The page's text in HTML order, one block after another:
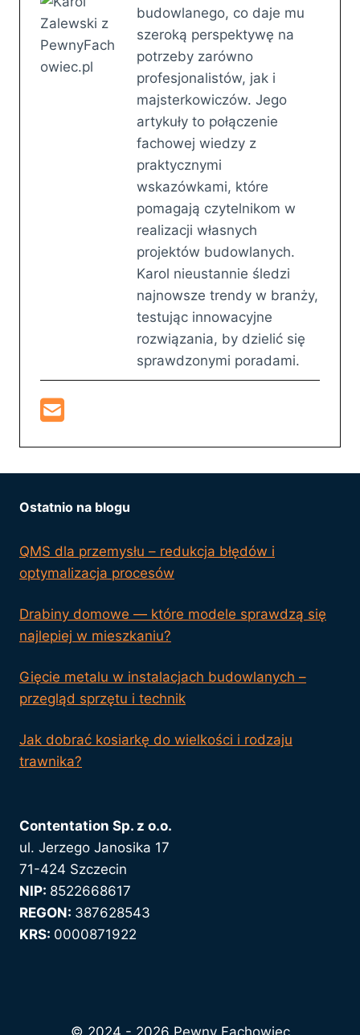
budowlanego, co daje mu
szeroką perspektywę na
potrzeby zarówno
profesjonalistów, jak i
majsterkowiczów. Jego
artykuły to połączenie
fachowej wiedzy z
praktycznymi
wskazówkami, które
pomagają czytelnikom w
realizacji własnych
projektów budowlanych.
Karol nieustannie śledzi
najnowsze trendy w branży,
testując innowacyjne
rozwiązania, by dzielić się
sprawdzonymi poradami.
Ostatnio na blogu
QMS dla przemysłu – redukcja błędów i
optymalizacja procesów
Drabiny domowe — które modele sprawdzą się
najlepiej w mieszkaniu?
Gięcie metalu w instalacjach budowlanych –
przegląd sprzętu i technik
Jak dobrać kosiarkę do wielkości i rodzaju
trawnika?
Contentation Sp. z o.o.
ul. Jerzego Janosika 17
71-424 Szczecin
NIP: 8522668617
REGON: 387628543
KRS: 0000871922